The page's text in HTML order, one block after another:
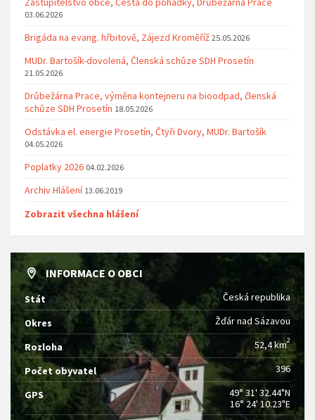
03.06.2026
Brigáda na evang. hřbitově, Zájezd Kroměříž 25.05.2026
MUDr. Bartošík-dovolená, Členská schůze SDH Prosetín
21.05.2026
Drůbežárna Prace, výměna kontejneru na bioodpad, členská
schůze SDH Prosetín 18.05.2026
Odstávka el. energie Prosetín, Čtyři Dvory, MUDr. Bartošík
04.05.2026
Poplatky 2026 04.02.2026
Archiv Hlášení 13.06.2019
Zobrazit všechna hlášení
INFORMACE O OBCI
Stát Česká republika
Okres Žďár nad Sázavou
Rozloha 52,4 km2
Počet obyvatel 396
GPS
49° 31' 32.44"N
16° 24' 10.23"E